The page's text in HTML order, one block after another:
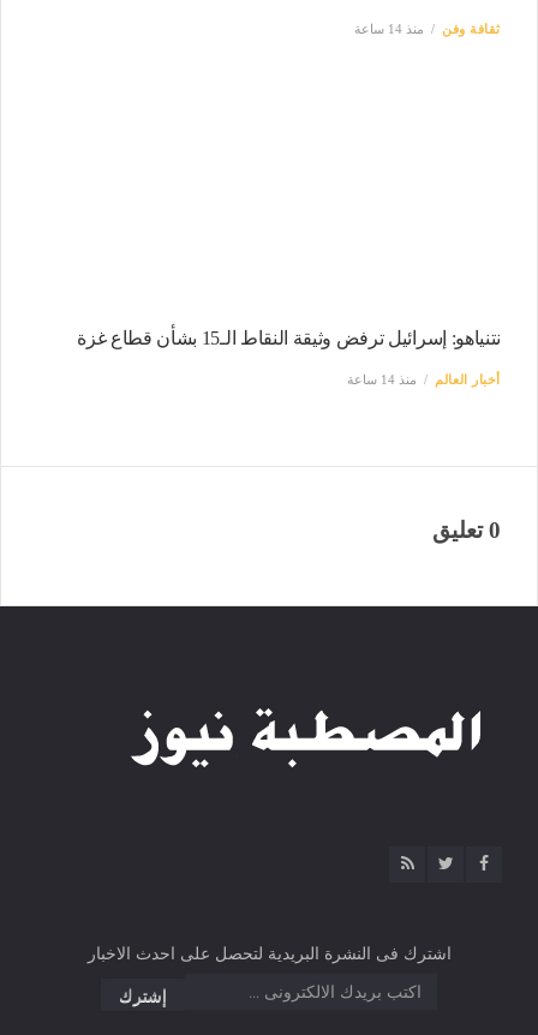
ثقافة وفن منذ 14 ساعة
نتنياهو: إسرائيل ترفض وثيقة النقاط الـ15 بشأن قطاع غزة
أخبار العالم منذ 14 ساعة
0 تعليق
اشترك فى النشرة البريدية لتحصل على احدث الاخبار